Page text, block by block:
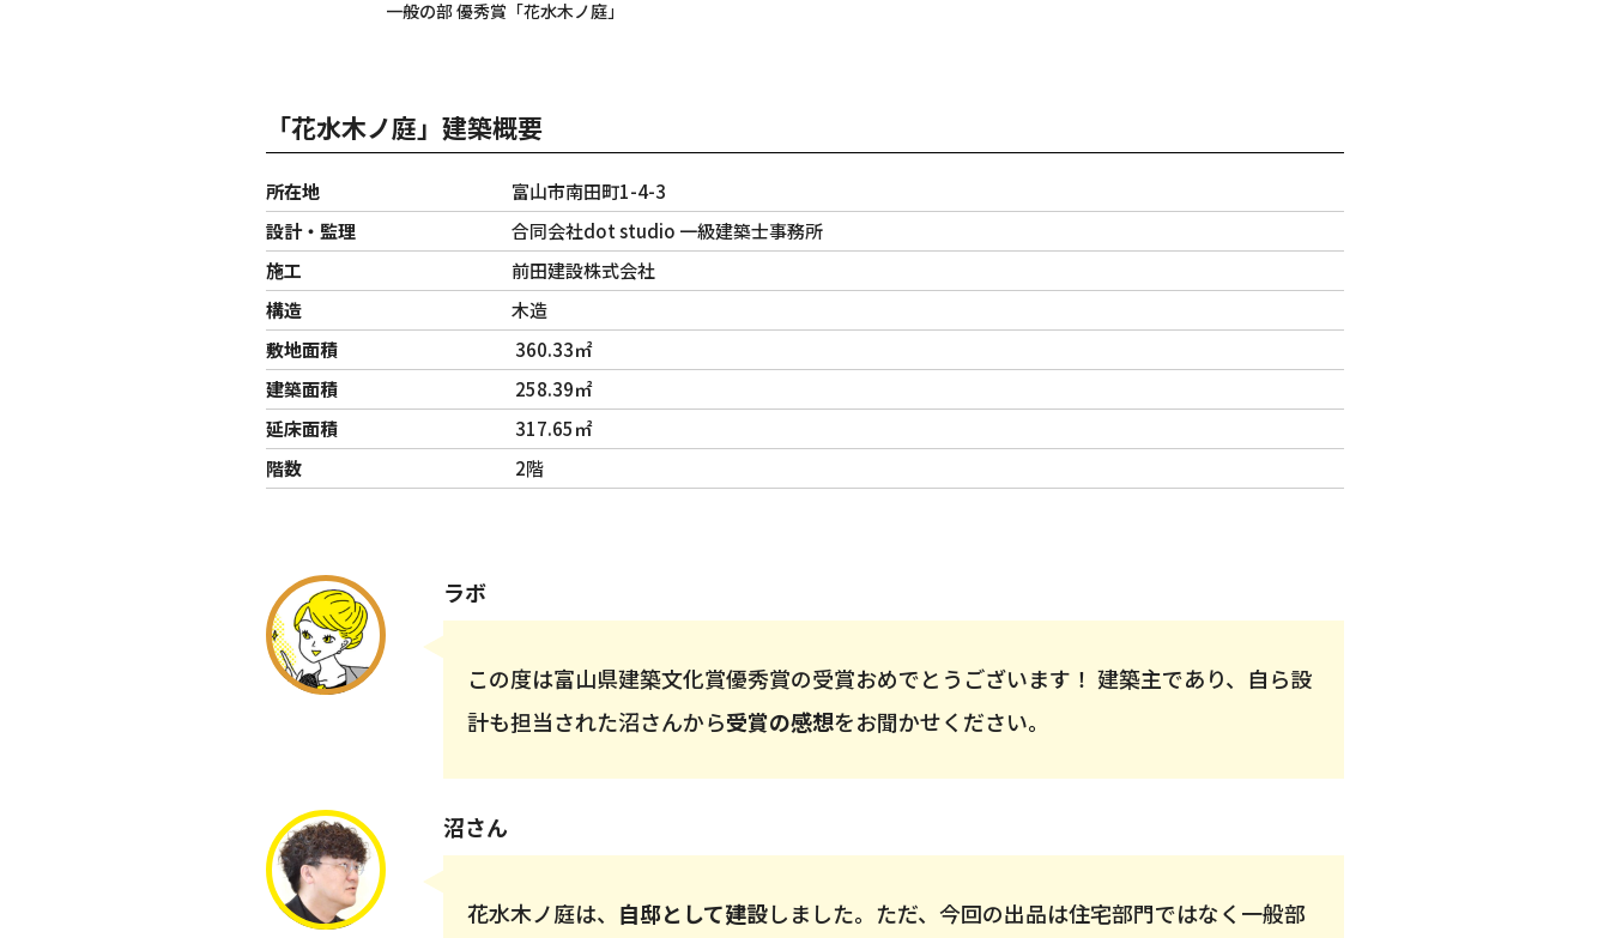
一般の部 優秀賞「花水木ノ庭」
「花水木ノ庭」建築概要
所在地
富山市南田町1-4-3
設計・監理
合同会社dot studio 一級建築士事務所
施工
前田建設株式会社
構造
木造
敷地面積
360.33㎡
建築面積
258.39㎡
延床面積
317.65㎡
階数
2階
ラボ
この度は富山県建築文化賞優秀賞の受賞おめでとうございます！ 建築主であり、自ら設
計も担当された沼さんから受賞の感想をお聞かせください。
沼さん
花水木ノ庭は、 自邸として建設しました。ただ、今回の出品は住宅部門ではなく一般部